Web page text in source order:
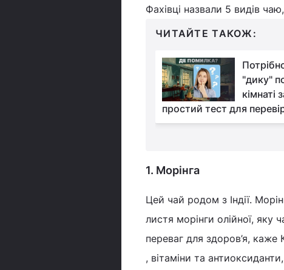
Фахівці назвали 5 видів
ЧИТАЙТЕ ТАКОЖ:
"дику"
кімнаті
простий тест для
1. Морінга
Цей чай родом з Індії.
листя морінги олійної,
переваг для здоров’я,
, вітаміни та